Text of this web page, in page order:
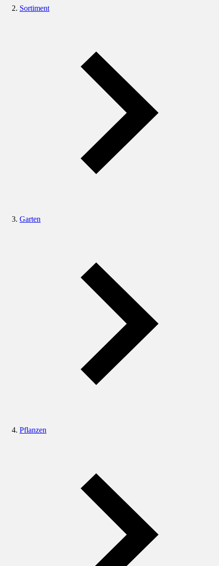
Sortiment
Garten
Pflanzen